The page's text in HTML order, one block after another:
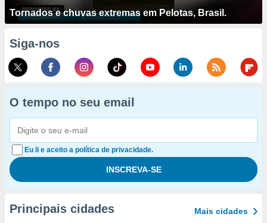
Tornados e chuvas extremas em Pelotas, Brasil.
Siga-nos
O tempo no seu email
Eu li e aceito a política de privacidade.
Principais cidades Mais cidades